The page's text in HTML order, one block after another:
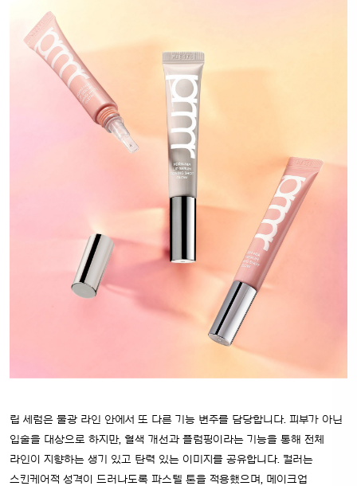
립 세럼은 물광 라인 안에서 또 다른 기능 변주를 담당합니다. 피부가 아닌
입술을 대상으로 하지만, 혈색 개선과 플럼핑이라는 기능을 통해 전체
라인이 지향하는 생기 있고 탄력 있는 이미지를 공유합니다. 컬러는
스킨케어적 성격이 드러나도록 파스텔 톤을 적용했으며, 메이크업